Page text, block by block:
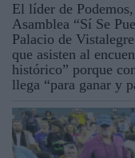
El líder de
Asamblea “Sí Se
Palacio de
que asisten al
histórico” porque
llega “para ganar y